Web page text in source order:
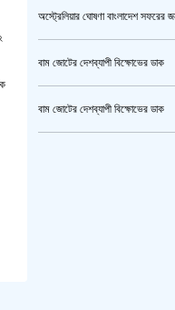
অস্ট্রেলিয়ার ঘোষণা বাংলাদেশ সফরের
বাম জোটের দেশব্যাপী বিক্ষোভের ডাক
বাম জোটের দেশব্যাপী বিক্ষোভের ডাক